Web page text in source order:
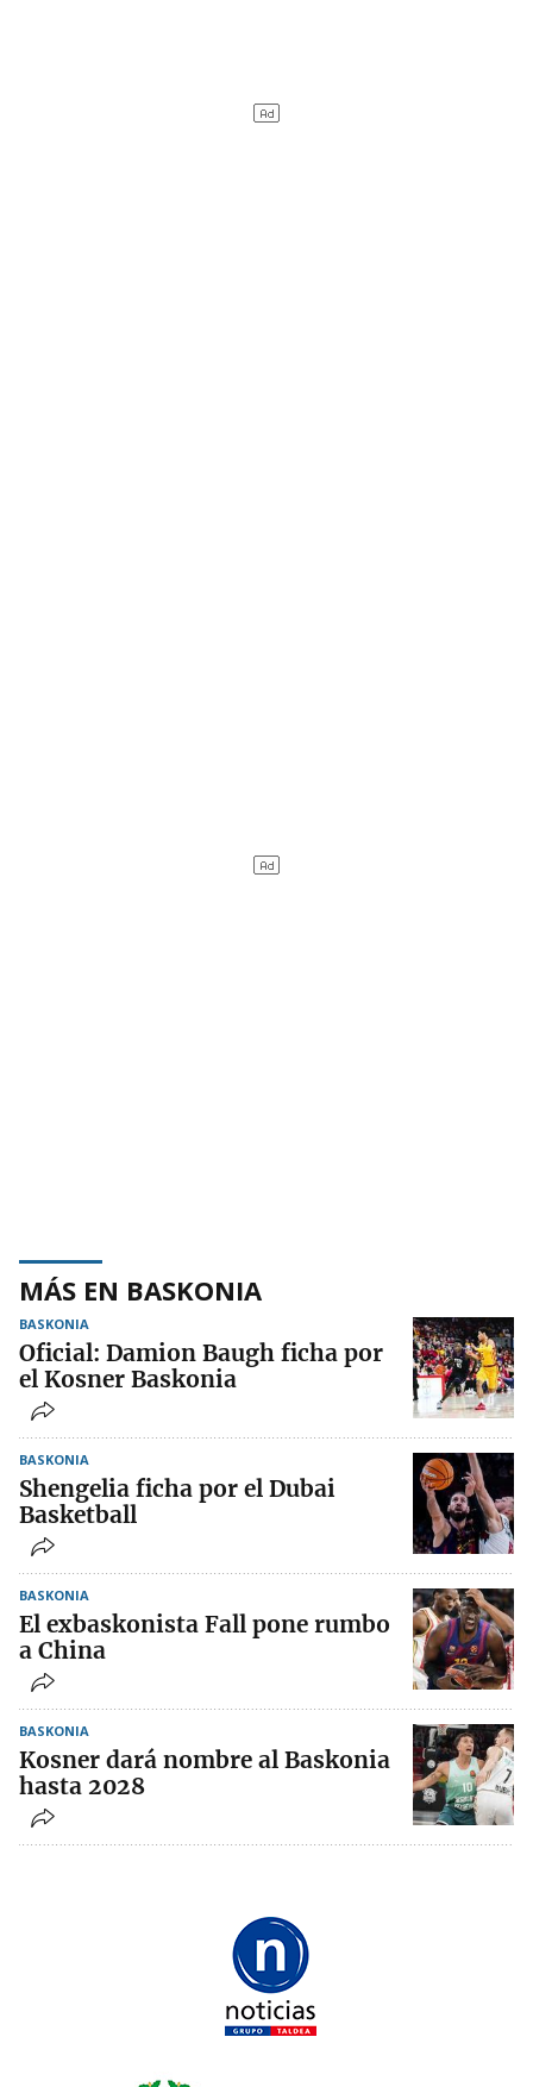
MÁS EN BASKONIA
BASKONIA
Oficial: Damion Baugh ficha por
el Kosner Baskonia
BASKONIA
Shengelia ficha por el Dubai
Basketball
BASKONIA
El exbaskonista Fall pone rumbo
a China
BASKONIA
Kosner dará nombre al Baskonia
hasta 2028